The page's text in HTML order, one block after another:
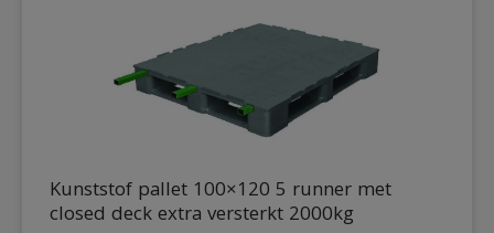
Kunststof pallet 100×120 5 runner met
closed deck extra versterkt 2000kg